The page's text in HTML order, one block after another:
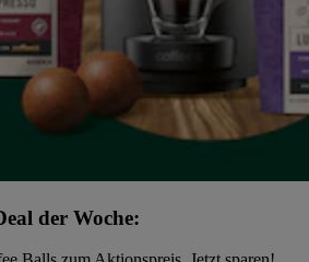
der Woche: